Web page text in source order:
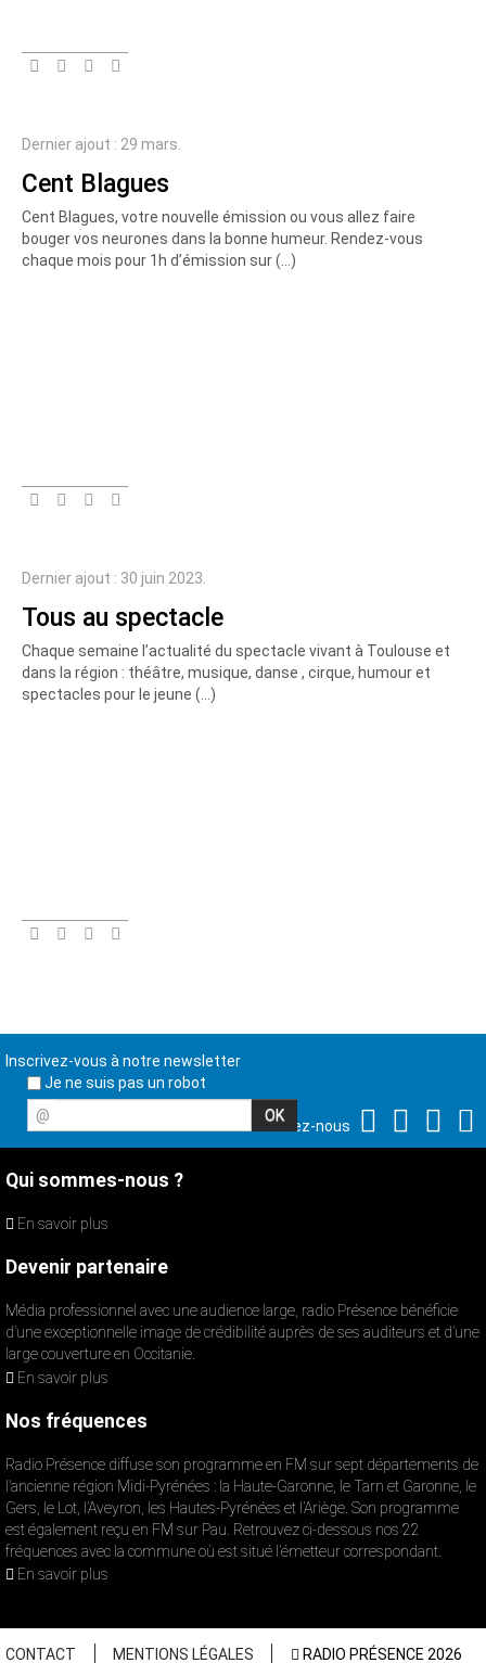
Dernier ajout : 29 mars.
Cent Blagues
Cent Blagues, votre nouvelle émission ou vous allez faire
bouger vos neurones dans la bonne humeur. Rendez-vous
chaque mois pour 1h d’émission sur (…)
Dernier ajout : 30 juin 2023.
Tous au spectacle
Chaque semaine l’actualité du spectacle vivant à Toulouse et
dans la région : théâtre, musique, danse , cirque, humour et
spectacles pour le jeune (…)
Inscrivez-vous à notre newsletter
Je ne suis pas un robot
@
Suivez-nous
Qui sommes-nous ?
En savoir plus
Devenir partenaire
Média professionnel avec une audience large, radio Présence bénéficie
d’une exceptionnelle image de crédibilité auprès de ses auditeurs et d’une
large couverture en Occitanie.
En savoir plus
Nos fréquences
Radio Présence diffuse son programme en FM sur sept départements de
l’ancienne région Midi-Pyrénées : la Haute-Garonne, le Tarn et Garonne, le
Gers, le Lot, l’Aveyron, les Hautes-Pyrénées et l’Ariège. Son programme
est également reçu en FM sur Pau. Retrouvez ci-dessous nos 22
fréquences avec la commune où est situé l’émetteur correspondant.
En savoir plus
CONTACT MENTIONS LÉGALES RADIO PRÉSENCE 2026